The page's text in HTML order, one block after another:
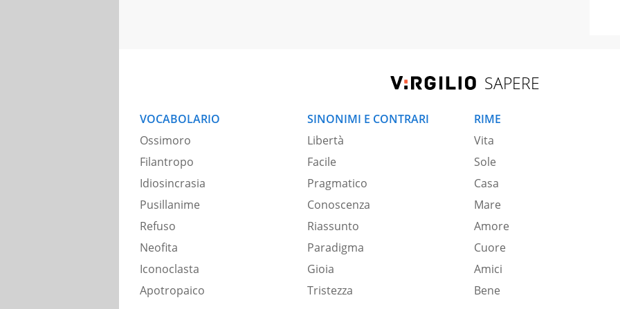
SAPERE
VOCABOLARIO
Ossimoro
Filantropo
Idiosincrasia
Pusillanime
Refuso
Neofita
Iconoclasta
Apotropaico
SINONIMI E CONTRARI
Libertà
Facile
Pragmatico
Conoscenza
Riassunto
Paradigma
Gioia
Tristezza
RIME
Vita
Sole
Casa
Mare
Amore
Cuore
Amici
Bene